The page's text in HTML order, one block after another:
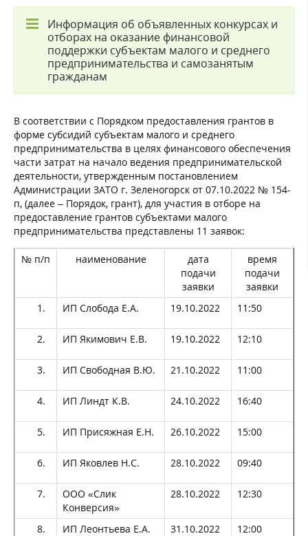
Информация об объявленных конкурсах и
отборах на оказание финансовой
поддержки субъектам малого и среднего
предпринимательства и самозанятым
гражданам
В соответствии с Порядком предоставления грантов в
форме субсидий субъектам малого и среднего
предпринимательства в целях финансового обеспечения
части затрат на начало ведения предпринимательской
деятельности, утвержденным постановлением
Администрации ЗАТО г. Зеленогорск от 07.10.2022 № 154-
п, (далее – Порядок, грант), для участия в отборе на
предоставление грантов субъектами малого
предпринимательства представлены 11 заявок:
№ п/п наименование
дата
подачи
заявки
время
подачи
заявки
ИП Слобода Е.А.
19.10.2022 11:50
ИП Якимович Е.В. 19.10.2022 12:10
ИП Свободная В.Ю. 21.10.2022 11:00
ИП Линдт К.В. 24.10.2022 16:40
ИП Присяжная Е.Н. 26.10.2022 15:00
ИП Яковлев Н.С. 28.10.2022 09:40
ООО «Слик
Конверсия»
28.10.2022 12:30
ИП Леонтьева Е.А. 31.10.2022 12:00